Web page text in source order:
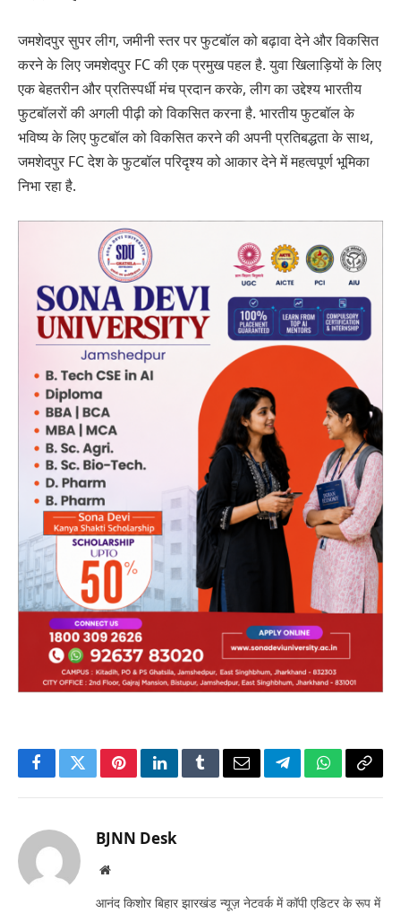
जमशेदपुर सुपर लीग, जमीनी स्तर पर फुटबॉल को बढ़ावा देने और विकसित
करने के लिए जमशेदपुर FC की एक प्रमुख पहल है. युवा खिलाड़ियों के लिए
एक बेहतरीन और प्रतिस्पर्धी मंच प्रदान करके, लीग का उद्देश्य भारतीय
फुटबॉलरों की अगली पीढ़ी को विकसित करना है. भारतीय फुटबॉल के
भविष्य के लिए फुटबॉल को विकसित करने की अपनी प्रतिबद्धता के साथ,
जमशेदपुर FC देश के फुटबॉल परिदृश्य को आकार देने में महत्वपूर्ण भूमिका
निभा रहा है.
FacebookTwitterPinterestLinkedInTumblrEmailTelegramWhatsApp
Copy
BJNN Desk
Website
आनंद किशोर बिहार झारखंड न्यूज़ नेटवर्क में कॉपी एडिटर के रूप में